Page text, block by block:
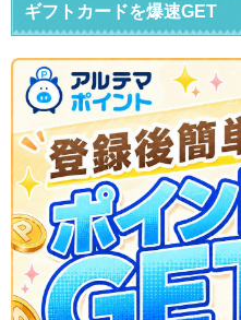
ギフトカードを爆速GET